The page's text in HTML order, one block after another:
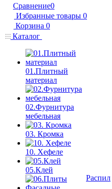
Сравнение0
Избранные товары 0
Корзина 0
Каталог
01.Плитный
материал
02.Фурнитура
мебельная
03. Кромка
10. Хефеле
05.Клей
Распил